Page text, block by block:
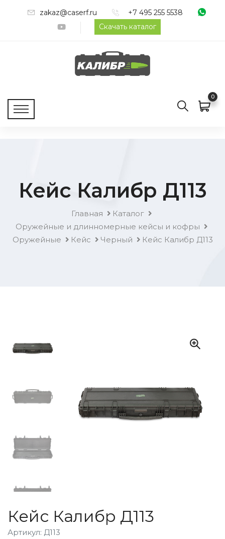
zakaz@caserf.ru
+7 495 255 5538
Скачать каталог
0
Кейс Калибр Д113
Главная
Каталог
Оружейные и длинномерные кейсы и кофры
Оружейные
Кейс Черный Кейс Калибр Д113
Кейс Калибр Д113
Артикул: Д113